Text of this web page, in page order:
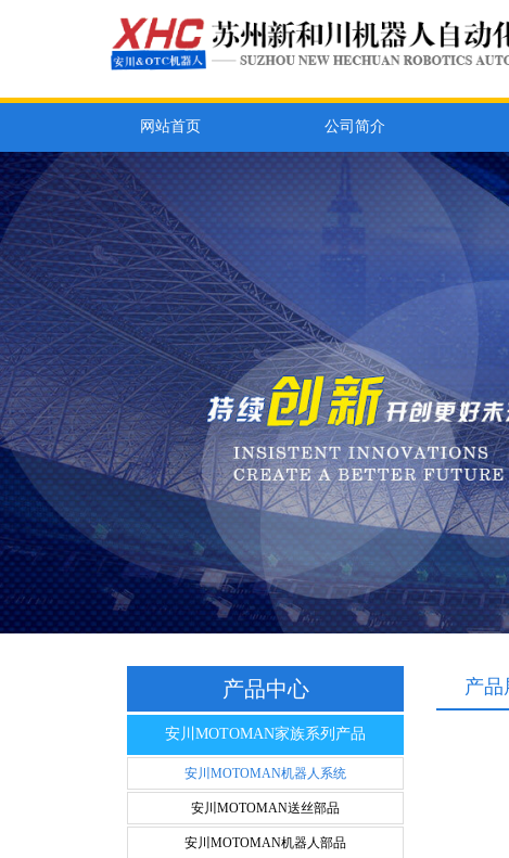
网站首页 公司简介
产品中心
安川MOTOMAN家族系列产品
安川MOTOMAN机器人系统
安川MOTOMAN送丝部品
安川MOTOMAN机器人部品
产品